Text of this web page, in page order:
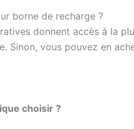
borne de recharge ?
donnent accès à la
vous pouvez en
choisir ?